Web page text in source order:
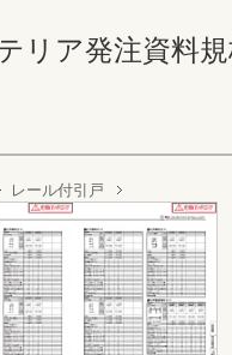
リア発注資料
レール付引戸